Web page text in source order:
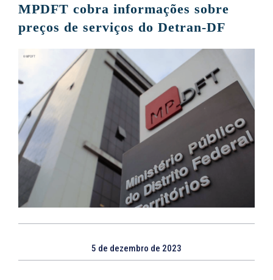
MPDFT cobra informações sobre
preços de serviços do Detran-DF
5 de dezembro de 2023